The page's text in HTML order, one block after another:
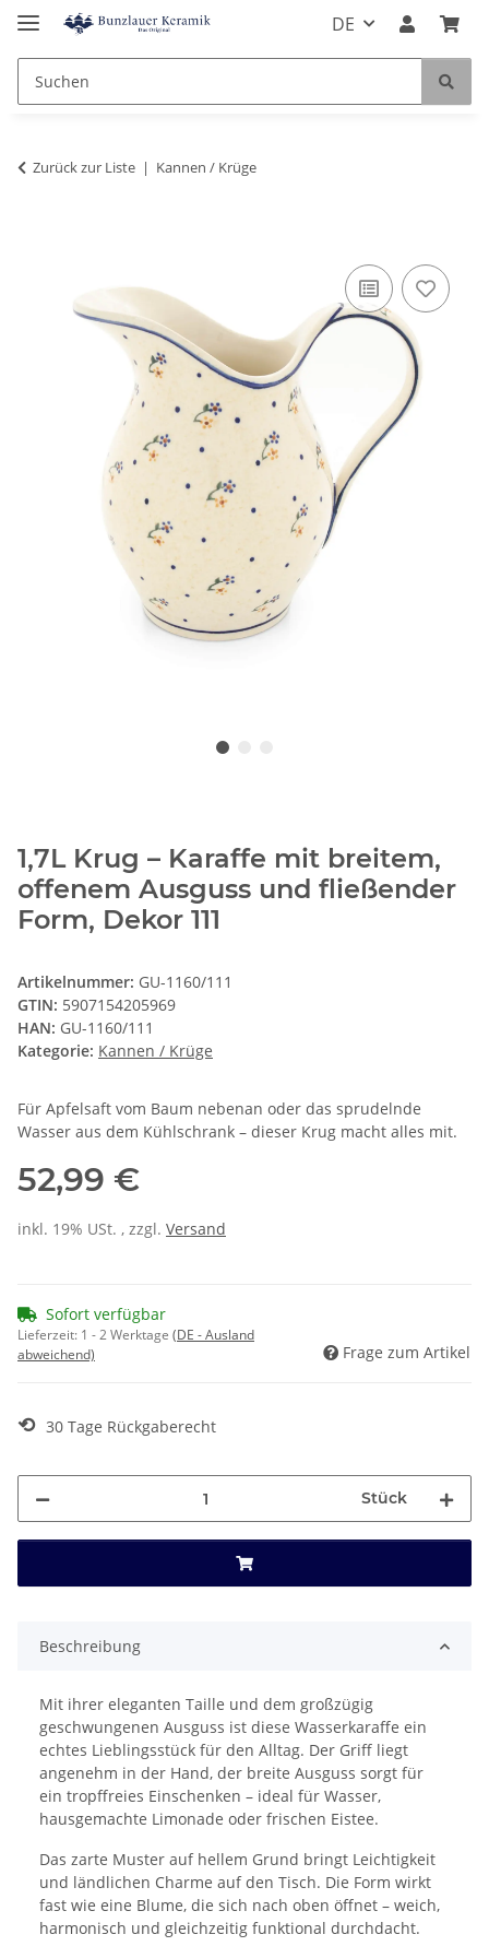
DE
Zurück zur Liste Kannen / Krüge
1,7L Krug – Karaffe mit breitem,
offenem Ausguss und fließender
Form, Dekor 111
Artikelnummer: GU-1160/111
GTIN: 5907154205969
HAN: GU-1160/111
Kategorie: Kannen / Krüge
Für Apfelsaft vom Baum nebenan oder das sprudelnde
Wasser aus dem Kühlschrank – dieser Krug macht alles mit.
52,99 €
inkl. 19% USt. , zzgl. Versand
Sofort verfügbar
Lieferzeit: 1 - 2 Werktage (DE - Ausland
abweichend)
Frage zum Artikel
⟲ 30 Tage Rückgaberecht
Stück
Beschreibung
Mit ihrer eleganten Taille und dem großzügig
geschwungenen Ausguss ist diese Wasserkaraffe ein
echtes Lieblingsstück für den Alltag. Der Griff liegt
angenehm in der Hand, der breite Ausguss sorgt für
ein tropffreies Einschenken – ideal für Wasser,
hausgemachte Limonade oder frischen Eistee.
Das zarte Muster auf hellem Grund bringt Leichtigkeit
und ländlichen Charme auf den Tisch. Die Form wirkt
fast wie eine Blume, die sich nach oben öffnet – weich,
harmonisch und gleichzeitig funktional durchdacht.